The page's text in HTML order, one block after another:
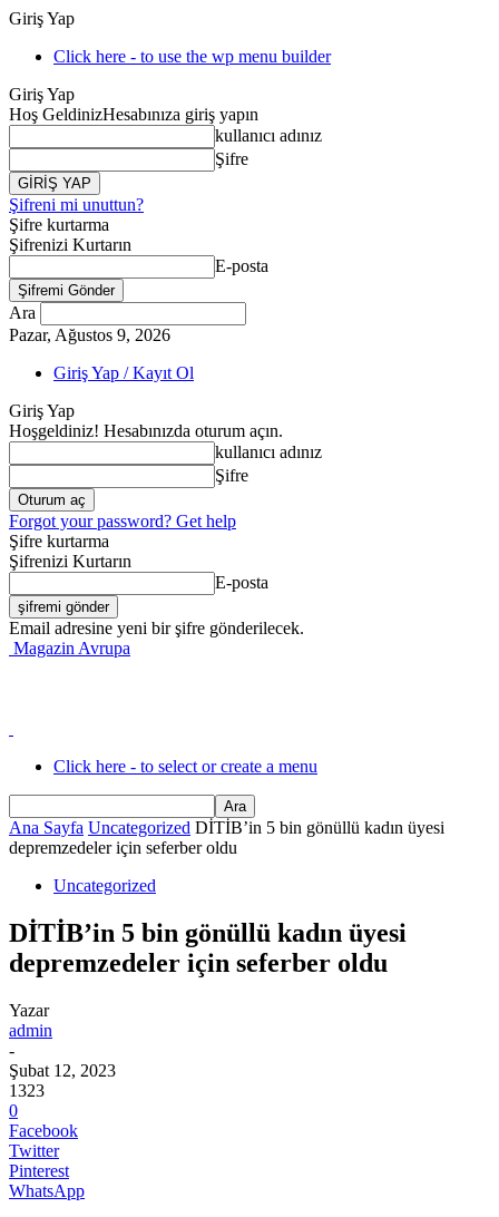
Giriş Yap
Click here - to use the wp menu builder
Giriş Yap
Hoş GeldinizHesabınıza giriş yapın
kullanıcı adınız
Şifre
Şifreni mi unuttun?
Şifre kurtarma
Şifrenizi Kurtarın
E-posta
Ara
Pazar, Ağustos 9, 2026
Giriş Yap / Kayıt Ol
Giriş Yap
Hoşgeldiniz! Hesabınızda oturum açın.
kullanıcı adınız
Şifre
Forgot your password? Get help
Şifre kurtarma
Şifrenizi Kurtarın
E-posta
Email adresine yeni bir şifre gönderilecek.
Magazin Avrupa
Click here - to select or create a menu
Ana Sayfa Uncategorized DİTİB’in 5 bin gönüllü kadın üyesi
depremzedeler için seferber oldu
Uncategorized
DİTİB’in 5 bin gönüllü kadın üyesi
depremzedeler için seferber oldu
Yazar
admin
-
Şubat 12, 2023
1323
0
Facebook
Twitter
Pinterest
WhatsApp